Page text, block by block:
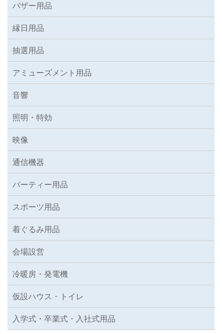
バザー用品
縁日用品
抽選用品
アミューズメント用品
音響
照明・特効
映像
通信機器
パーティー用品
スポーツ用品
着ぐるみ用品
会場設営
冷暖房・発電機
仮設ハウス・トイレ
入学式・卒業式・入社式用品